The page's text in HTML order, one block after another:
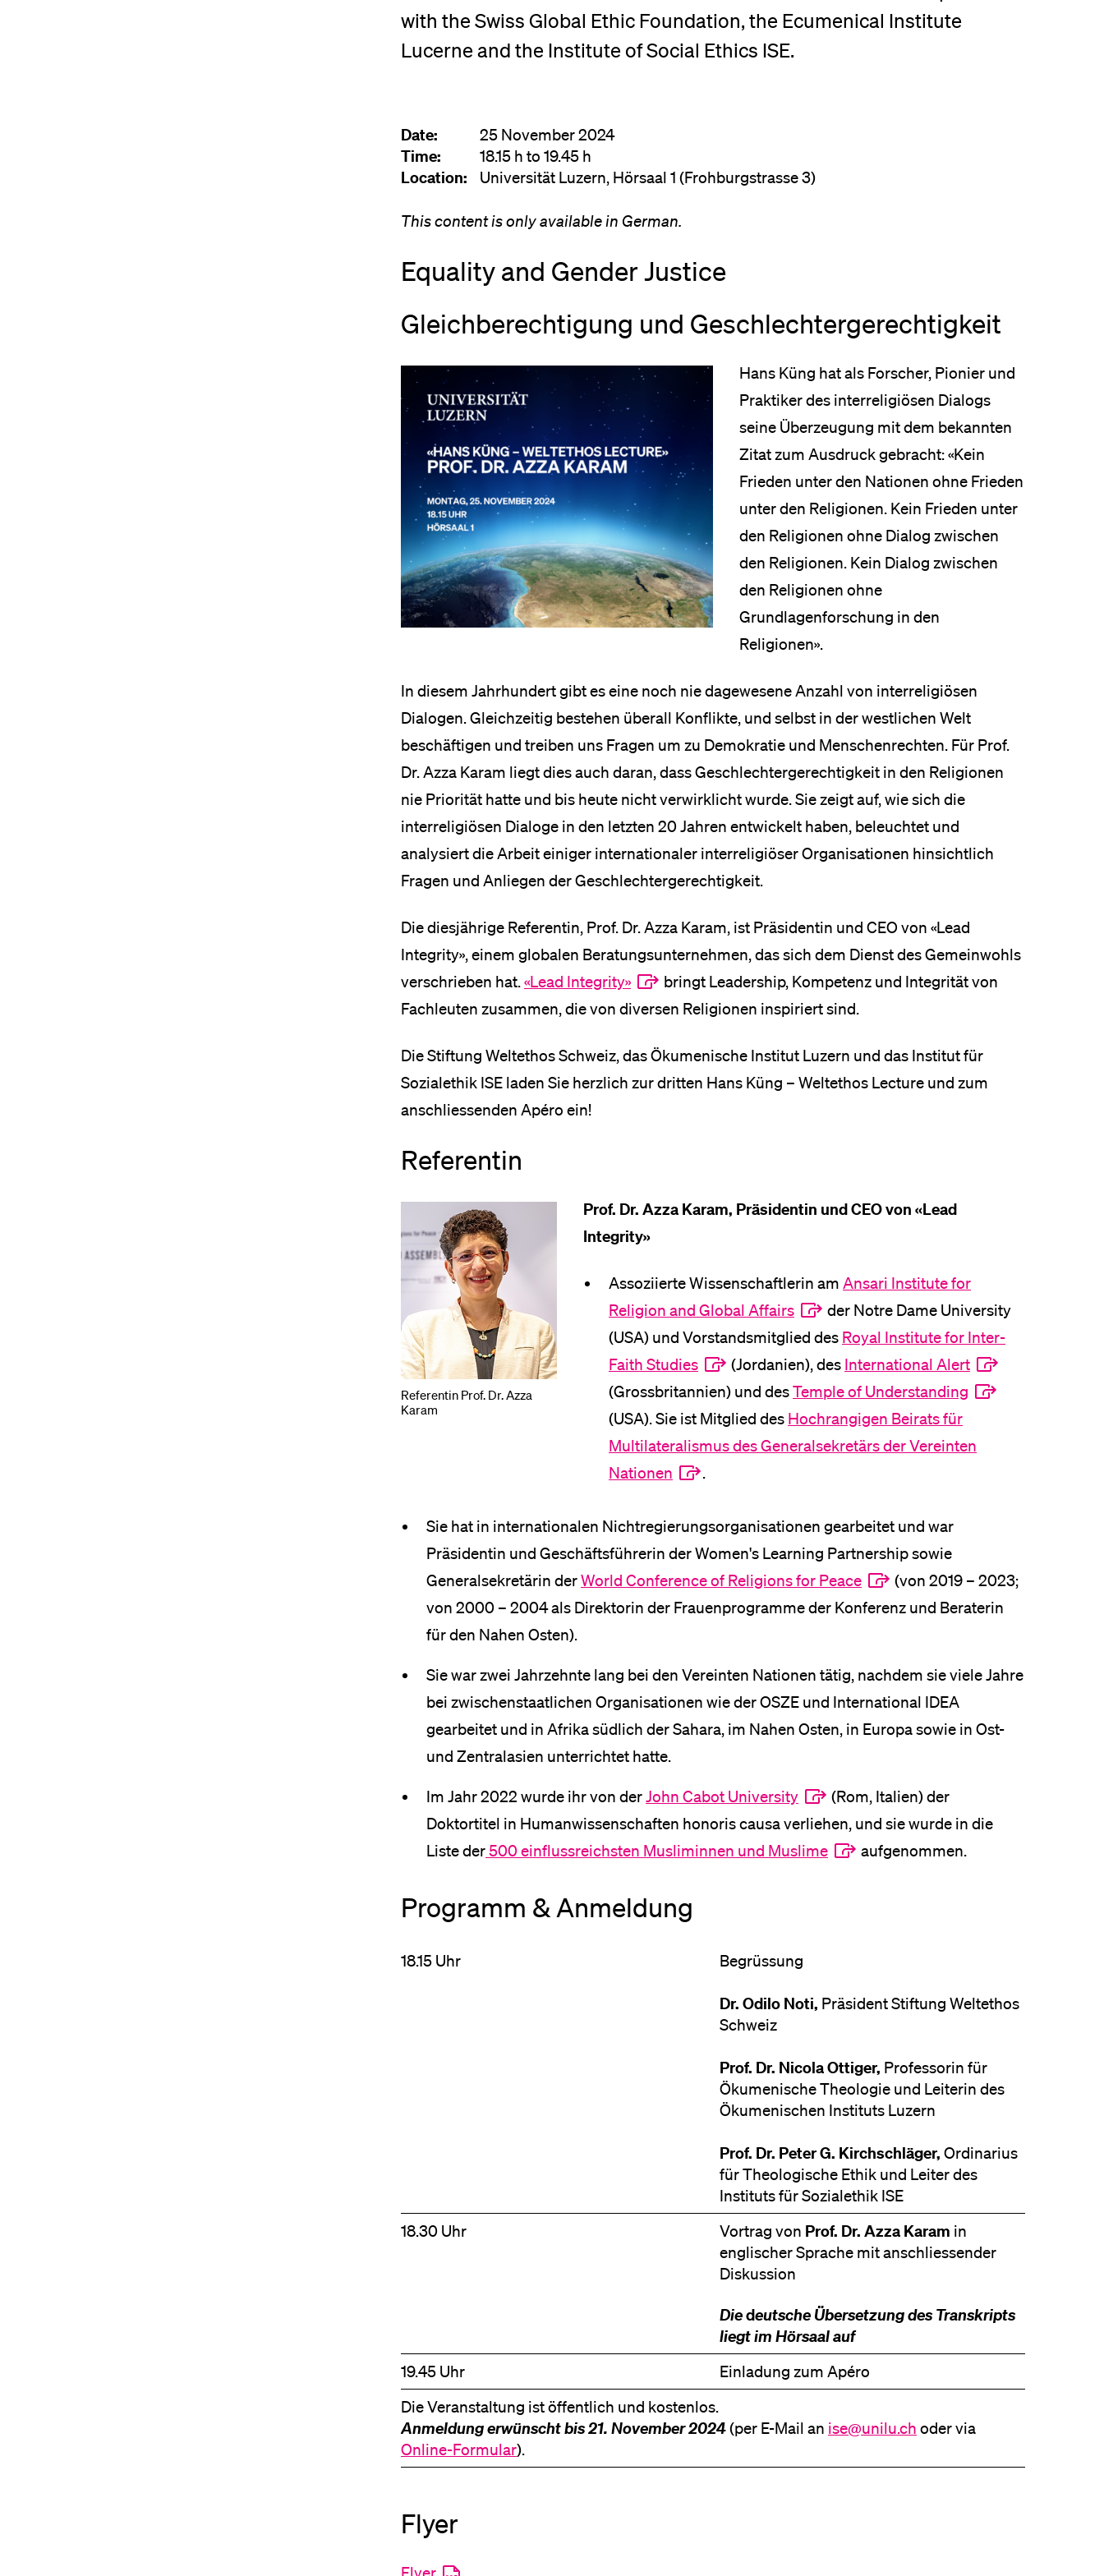
with the Swiss Global Ethic Foundation, the Ecumenical Institute
Lucerne and the Institute of Social Ethics ISE.
Date: 25 November 2024
Time: 18.15 h to 19.45 h
Location: Universität Luzern, Hörsaal 1 (Frohburgstrasse 3)
This content is only available in German.
Equality and Gender Justice
Gleichberechtigung und Geschlechtergerechtigkeit
Hans Küng hat als Forscher, Pionier und
Praktiker des interreligiösen Dialogs
seine Überzeugung mit dem bekannten
Zitat zum Ausdruck gebracht: «Kein
Frieden unter den Nationen ohne Frieden
unter den Religionen. Kein Frieden unter
den Religionen ohne Dialog zwischen
den Religionen. Kein Dialog zwischen
den Religionen ohne
Grundlagenforschung in den
Religionen».
In diesem Jahrhundert gibt es eine noch nie dagewesene Anzahl von interreligiösen
Dialogen. Gleichzeitig bestehen überall Konflikte, und selbst in der westlichen Welt
beschäftigen und treiben uns Fragen um zu Demokratie und Menschenrechten. Für Prof.
Dr. Azza Karam liegt dies auch daran, dass Geschlechtergerechtigkeit in den Religionen
nie Priorität hatte und bis heute nicht verwirklicht wurde. Sie zeigt auf, wie sich die
interreligiösen Dialoge in den letzten 20 Jahren entwickelt haben, beleuchtet und
analysiert die Arbeit einiger internationaler interreligiöser Organisationen hinsichtlich
Fragen und Anliegen der Geschlechtergerechtigkeit.
Die diesjährige Referentin, Prof. Dr. Azza Karam, ist Präsidentin und CEO von «Lead
Integrity», einem globalen Beratungsunternehmen, das sich dem Dienst des Gemeinwohls
verschrieben hat.«Lead Integrity»
bringt Leadership, Kompetenz und Integrität von
Fachleuten zusammen, die von diversen Religionen inspiriert sind.
Die Stiftung Weltethos Schweiz, das Ökumenische Institut Luzern und das Institut für
Sozialethik ISE laden Sie herzlich zur dritten Hans Küng – Weltethos Lecture und zum
anschliessenden Apéro ein!
Referentin
Referentin Prof. Dr. Azza
Karam
Prof. Dr. Azza Karam, Präsidentin und CEO von «Lead
Integrity»
Assoziierte Wissenschaftlerin am Ansari Institute for
Religion and Global Affairs
der Notre Dame University
(USA) und Vorstandsmitglied des Royal Institute for Inter-
Faith Studies
(Jordanien), des International Alert
(Grossbritannien) und desTemple of Understanding
(USA). Sie ist Mitglied des Hochrangigen Beirats für
Multilateralismus des Generalsekretärs der Vereinten
Nationen
.
Sie hat in internationalen Nichtregierungsorganisationen gearbeitet und war
Präsidentin und Geschäftsführerin der Women's Learning Partnership sowie
Generalsekretärin derWorld Conference of Religions for Peace
(von 2019 – 2023;
von 2000 – 2004 als Direktorin der Frauenprogramme der Konferenz und Beraterin
für den Nahen Osten).
Sie war zwei Jahrzehnte lang bei den Vereinten Nationen tätig, nachdem sie viele Jahre
bei zwischenstaatlichen Organisationen wie der OSZE und International IDEA
gearbeitet und in Afrika südlich der Sahara, im Nahen Osten, in Europa sowie in Ost-
und Zentralasien unterrichtet hatte.
Im Jahr 2022 wurde ihr von derJohn Cabot University
(Rom, Italien) der
Doktortitel in Humanwissenschaften honoris causa verliehen, und sie wurde in die
Liste der500 einflussreichsten Musliminnen und Muslime aufgenommen.
Programm & Anmeldung
18.15 Uhr Begrüssung
Dr. Odilo Noti, Präsident Stiftung Weltethos
Schweiz
Prof. Dr. Nicola Ottiger, Professorin für
Ökumenische Theologie und Leiterin des
Ökumenischen Instituts Luzern
Prof. Dr. Peter G. Kirchschläger, Ordinarius
für Theologische Ethik und Leiter des
Instituts für Sozialethik ISE
18.30 Uhr
Vortrag von Prof. Dr. Azza Karam in
englischer Sprache mit anschliessender
Diskussion
Diedeutsche Übersetzung des Transkripts
liegt im Hörsaal auf
19.45 Uhr
Einladung zum Apéro
Die Veranstaltung ist öffentlich und kostenlos.
Anmeldung erwünscht bis 21. November 2024(per E-Mail an ise@unilu.ch oder via
Online-Formular).
Flyer
Jobseekers
Donors
Application and Admission